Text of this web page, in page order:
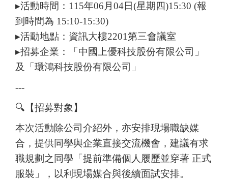
▸活動時間：115年06月04日(星期四)15:30 (報
到時間為 15:10-15:30)
▸活動地點：資訊大樓2201第三會議室
▸招募企業：「中國上優科技股份有限公司」
及「環鴻科技股份有限公司」
---
🔍【招募對象】
本次活動除公司介紹外，亦安排現場職缺媒
合，提供同學與企業直接交流機會，建議有求
職規劃之同學「提前準備個人履歷並穿著 正式
服裝」，以利現場媒合與後續面試安排。